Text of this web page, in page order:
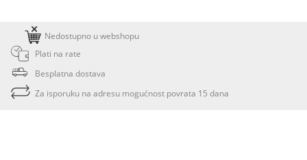
Nedostupno u webshopu
Plati na rate
Besplatna dostava
Za isporuku na adresu mogućnost povrata 15 dana